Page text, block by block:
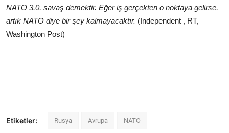
NATO 3.0, savaş demektir. Eğer iş gerçekten o noktaya gelirse,
artık NATO diye bir şey kalmayacaktır. (Independent , RT,
Washington Post)
Etiketler: Rusya Avrupa NATO